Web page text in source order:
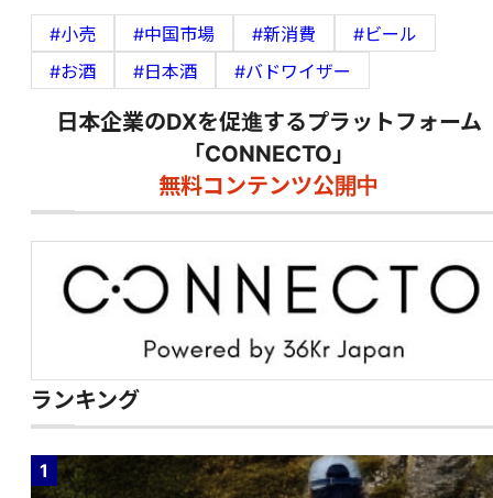
#小売 #中国市場 #新消費
#ビール
#お酒
#日本酒 #バドワイザー
日本企業のDXを促進するプラットフォーム
「CONNECTO」
無料コンテンツ公開中
ランキング
1